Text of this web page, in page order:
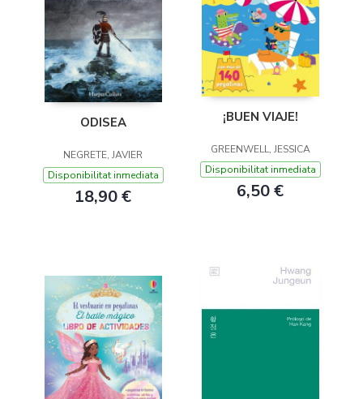
ODISEA
NEGRETE, JAVIER
Disponibilitat inmediata
18,90 €
¡BUEN VIAJE!
GREENWELL, JESSICA
Disponibilitat inmediata
6,50 €